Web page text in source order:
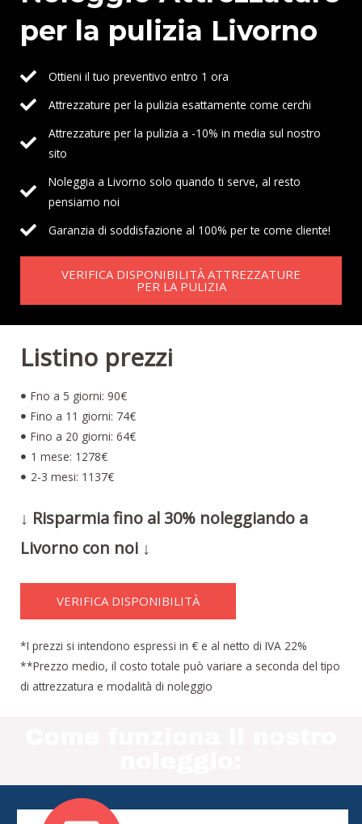
per la pulizia Livorno
Ottieni il tuo preventivo entro 1 ora
Attrezzature per la pulizia esattamente come cerchi
Attrezzature per la pulizia a -10% in media sul nostro
sito
Noleggia a Livorno solo quando ti serve, al resto
pensiamo noi
Garanzia di soddisfazione al 100% per te come cliente!
VERIFICA DISPONIBILITÀ ATTREZZATURE
PER LA PULIZIA
Listino prezzi
Fno a 5 giorni: 90€
Fino a 11 giorni: 74€
Fino a 20 giorni: 64€
1 mese: 1278€
2-3 mesi: 1137€
↓ Risparmia fino al 30% noleggiando a
Livorno con noi ↓
VERIFICA DISPONIBILITÀ
*I prezzi si intendono espressi in € e al netto di IVA 22%
**Prezzo medio, il costo totale può variare a seconda del tipo
di attrezzatura e modalità di noleggio